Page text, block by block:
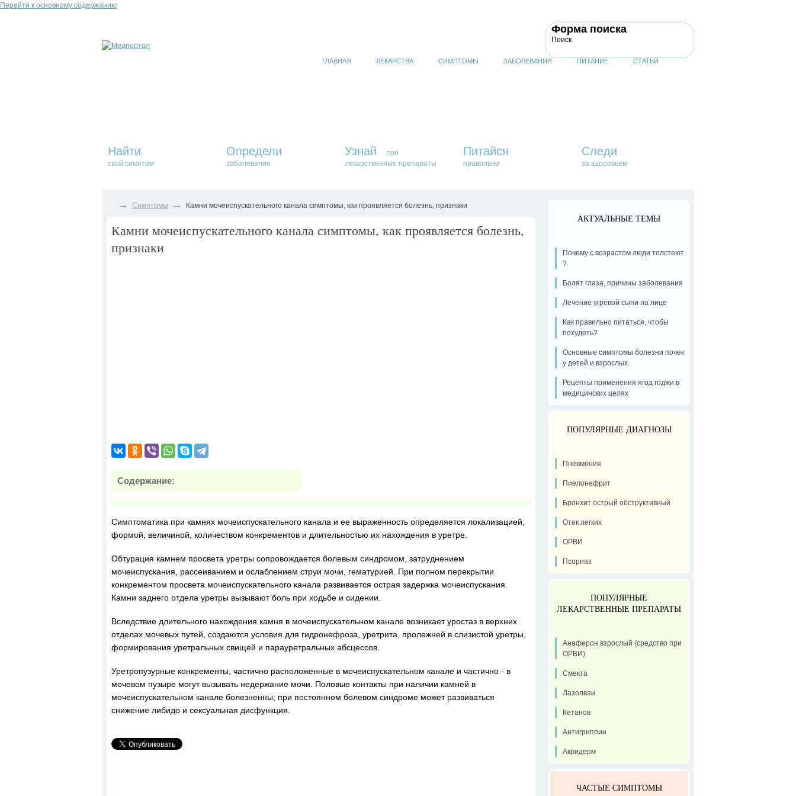
Перейти к основному содержанию
Форма поиска
Поиск
ГЛАВНАЯ ЛЕКАРСТВА СИМПТОМЫ ЗАБОЛЕВАНИЯ ПИТАНИЕ СТАТЬИ
Найти
свой симптом
Определи
заболевание
Узнай
про
лекарственные препараты
Питайся
правильно
Следи
за здоровьем
→ Симптомы → Камни мочеиспускательного канала симптомы, как проявляется болезнь, признаки
Камни мочеиспускательного канала симптомы, как проявляется болезнь,
признаки
Содержание:
Симптоматика при камнях мочеиспускательного канала и ее выраженность определяется локализацией,
формой, величиной, количеством конкрементов и длительностью их нахождения в уретре.
Обтурация камнем просвета уретры сопровождается болевым синдромом, затруднением
мочеиспускания, рассеиванием и ослаблением струи мочи, гематурией. При полном перекрытии
конкрементом просвета мочеиспускательного канала развивается острая задержка мочеиспускания.
Камни заднего отдела уретры вызывают боль при ходьбе и сидении.
Вследствие длительного нахождения камня в мочеиспускательном канале возникает уростаз в верхних
отделах мочевых путей, создаются условия для гидронефроза, уретрита, пролежней в слизистой уретры,
формирования уретральных свищей и парауретральных абсцессов.
Уретропузурные конкременты, частично расположенные в мочеиспускательном канале и частично - в
мочевом пузыре могут вызывать недержание мочи. Половые контакты при наличии камней в
мочеиспускательном канале болезненны; при постоянном болевом синдроме может развиваться
снижение либидо и сексуальная дисфункция.
АКТУАЛЬНЫЕ ТЕМЫ
Почему с возрастом люди толстеют
?
Болят глаза, причины заболевания
Лечение угревой сыпи на лице
Как правильно питаться, чтобы
похудеть?
Основные симптомы болезни почек
у детей и взрослых
Рецепты применения ягод годжи в
медицинских целях
ПОПУЛЯРНЫЕ ДИАГНОЗЫ
Пневмония
Пиелонефрит
Бронхит острый обструктивный
Отек легких
ОРВИ
Псориаз
ПОПУЛЯРНЫЕ
ЛЕКАРСТВЕННЫЕ ПРЕПАРАТЫ
Анаферон взрослый (средство при
ОРВИ)
Смекта
Лазолван
Кетанов
Антигриппин
Акридерм
ЧАСТЫЕ СИМПТОМЫ